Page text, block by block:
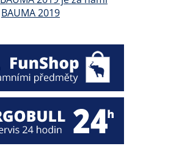
BAUMA 2019